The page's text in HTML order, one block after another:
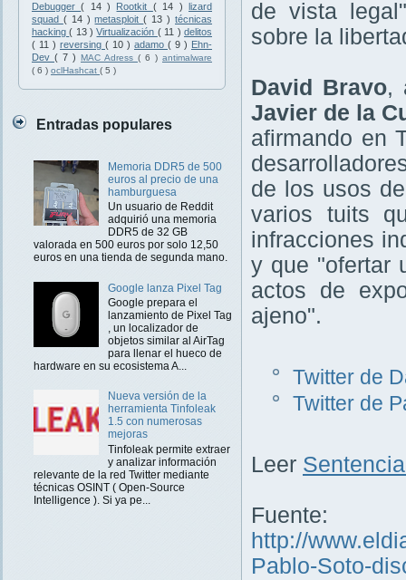
Debugger( 14 ) Rootkit ( 14 ) lizard
squad ( 14 )metasploit( 13 ) técnicas
hacking( 13 )Virtualización ( 11 ) delitos
( 11 ) reversing ( 10 ) adamo ( 9 ) Ehn-
Dev ( 7 ) MAC Adress ( 6 ) antimalware
( 6 ) oclHashcat ( 5 )
Entradas populares
Memoria DDR5 de 500
euros al precio de una
hamburguesa
Un usuario de Reddit
adquirió una memoria
DDR5 de 32 GB
valorada en 500 euros por solo 12,50
euros en una tienda de segunda mano.
Google lanza Pixel Tag
Google prepara el
lanzamiento de Pixel Tag
, un localizador de
objetos similar al AirTag
para llenar el hueco de
hardware en su ecosistema A...
Nueva versión de la
herramienta Tinfoleak
1.5 con numerosas
mejoras
Tinfoleak permite extraer
y analizar información
relevante de la red Twitter mediante
técnicas OSINT ( Open-Source
Intelligence ). Si ya pe...
de vista
sobre la
David Bravo,
Javier de la
afirmando en
de los usos
varios tuits
infracciones
y que "ofertar
actos de
ajeno".
Twitter de
Twitter de
Leer
Fuente:
http://
Pablo-Soto-